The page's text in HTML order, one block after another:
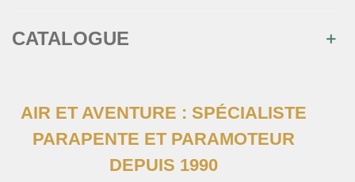
CATALOGUE
AIR ET AVENTURE : SPÉCIALISTE
PARAPENTE ET PARAMOTEUR
DEPUIS 1990